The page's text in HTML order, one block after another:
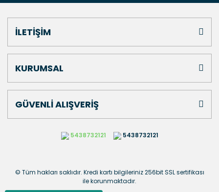
İLETİŞİM
KURUMSAL
GÜVENLİ ALIŞVERİŞ
5438732121 5438732121
© Tüm hakları saklıdır. Kredi kartı bilgileriniz 256bit SSL sertifikası
ile korunmaktadır.